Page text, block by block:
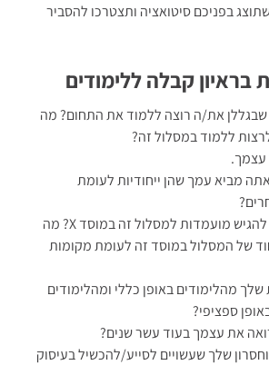
בפניכם סיטואציה ותצטרכו להסביר
בראיון קבלה ללימודים
שבגללן את/ה רוצה ללמוד את התחום? מה
ללמוד במסלול זה?
עצמך.
מביא עמך שהן ייחודיות לעומת
מדוע בחרת להגיש מועמדות למסלול זה במוסד X? מה
של המסלול במוסד זה לעומת מקומות
שלך מהלימודים באופן כללי ומהלימודים
ספציפי?
את עצמך בעוד עשר שנים?
שלך שעשויים לסייע/להכשיל בעיסוק